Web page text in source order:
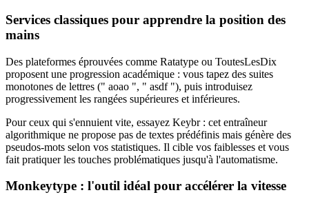
Services classiques pour apprendre la position des
mains
Des plateformes éprouvées comme Ratatype ou ToutesLesDix
proposent une progression académique : vous tapez des suites
monotones de lettres (" aoao ", " asdf "), puis introduisez
progressivement les rangées supérieures et inférieures.
Pour ceux qui s'ennuient vite, essayez Keybr : cet entraîneur
algorithmique ne propose pas de textes prédéfinis mais génère des
pseudos-mots selon vos statistiques. Il cible vos faiblesses et vous
fait pratiquer les touches problématiques jusqu'à l'automatisme.
Monkeytype : l'outil idéal pour accélérer la vitesse